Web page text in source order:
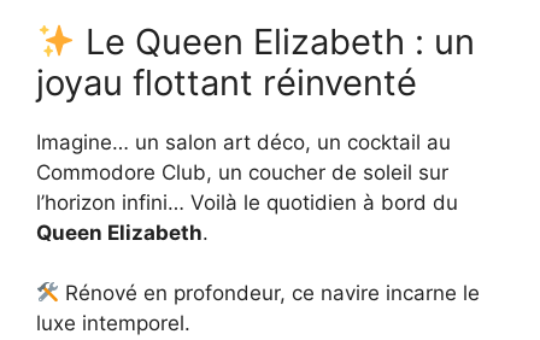
Le Queen Elizabeth : un
joyau flottant réinventé
Imagine… un salon art déco, un cocktail au
Commodore Club, un coucher de soleil sur
l’horizon infini… Voilà le quotidien à bord du
Queen Elizabeth.
Rénové en profondeur, ce navire incarne le
luxe intemporel.